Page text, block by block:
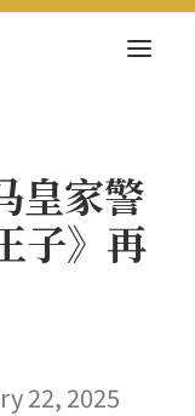
皇家警
子》再
22, 2025